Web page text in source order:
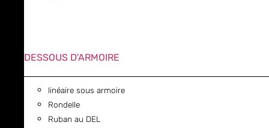
DESSOUS D'ARMOIRE
linéaire sous armoire
Rondelle
Ruban au DEL